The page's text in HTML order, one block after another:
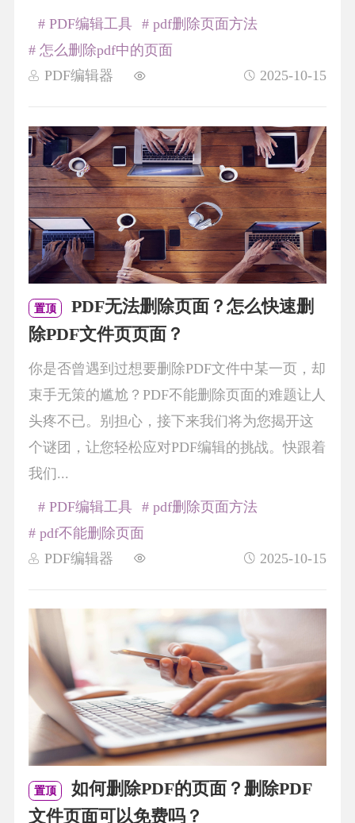
PDF编辑器 2025-10-15
# PDF编辑工具
# pdf删除页面方法
# 怎么删除pdf中的页面
置顶
PDF无法删除页面？怎么快速删
除PDF文件页页面？
你是否曾遇到过想要删除PDF文件中某一页，却
束手无策的尴尬？PDF不能删除页面的难题让人
头疼不已。别担心，接下来我们将为您揭开这
个谜团，让您轻松应对PDF编辑的挑战。快跟着
我们...
PDF编辑器 2025-10-15
# PDF编辑工具
# pdf删除页面方法
# pdf不能删除页面
置顶
如何删除PDF的页面？删除PDF
文件页面可以免费吗？